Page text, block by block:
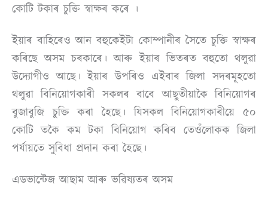
কোটি টকাৰ চুক্তি স্বাক্ষৰ কৰে ।
ইয়াৰ বাহিৰেও আন বহুকেইটা কোম্পানীৰ সৈতে চুক্তি স্বাক্ষৰ
কৰিছে অসম চৰকাৰে। আৰু ইয়াৰ ভিতৰত বহুতো থলুৱা
উদ্যোগীও আছে। ইয়াৰ উপৰিও এইবাৰ জিলা সদৰমূহতো
থলুৱা বিনিয়োগকাৰী সকলৰ বাবে আছুতীয়াকৈ বিনিয়োগৰ
বুজাবুজি চুক্তি কৰা হৈছে। যিসকল বিনিয়োগকাৰীয়ে ৫০
কোটি তকৈ কম টকা বিনিয়োগ কৰিব তেওঁলোকক জিলা
পৰ্যায়তে সুবিধা প্ৰদান কৰা হৈছে।
এডভান্টেজ আছাম আৰু ভৱিষ্যতৰ অসম